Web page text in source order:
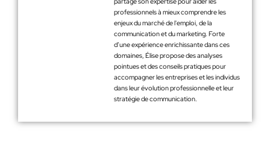
professionnels à mieux comprendre les
enjeux du marché de l'emploi, de la
communication et du marketing. Forte
d’une expérience enrichissante dans ces
domaines, Élise propose des analyses
pointues et des conseils pratiques pour
accompagner les entreprises et les individus
dans leur évolution professionnelle et leur
stratégie de communication.